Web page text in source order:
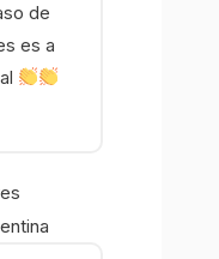
de
es a